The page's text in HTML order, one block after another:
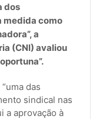
dos
medida como
a
(CNI) avaliou
das
sindical nas
a aprovação à